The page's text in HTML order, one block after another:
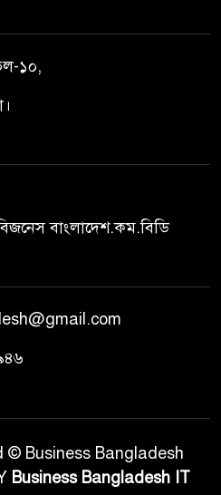
১০,
বাংলাদেশ.কম.বিডি
Business Bangladesh
Business Bangladesh IT